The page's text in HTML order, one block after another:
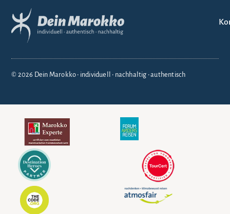
© 2026 Dein Marokko • individuell • nachhaltig • authentisch